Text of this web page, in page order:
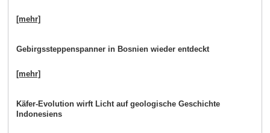
[mehr]
Gebirgssteppenspanner in Bosnien wieder entdeckt
[mehr]
Käfer-Evolution wirft Licht auf geologische Geschichte
Indonesiens